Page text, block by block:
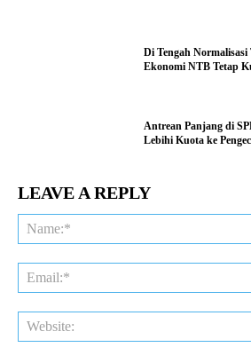
Di Tengah
Ekonomi NTB Tetap
Antrean Panjang di
Lebihi Kuota ke
LEAVE A REPLY